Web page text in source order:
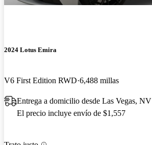
2024 Lotus Emira
V6 First Edition RWD 6,488 millas
Entrega a domicilio desde Las Vegas, NV
El precio incluye envío de $1,557